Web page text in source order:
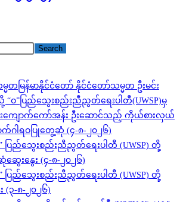
Search
မတမြန်မာနိုင်ငံတော် နိုင်ငံတော်သမ္မတ ဦးမင်း
ဝ”ပြည်သွေးစည်းညီညွတ်ရေးပါတီ(UWSP)မှ
းကျောက်ကော်အန်း ဦးဆောင်သည့် ကိုယ်စားလှယ်
ဂါရဝပြုတွေ့ဆုံ (၄-၈-၂၀၂၆)
ဝ” ပြည်သွေးစည်းညီညွတ်ရေးပါတီ (UWSP) တို့
းနွေး (၄-၈-၂၀၂၆)
ဝ” ပြည်သွေးစည်းညီညွတ်ရေးပါတီ (UWSP) တို့
၃-၈-၂၀၂၆)